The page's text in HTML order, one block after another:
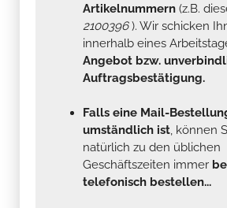
Artikelnummern (z.B.
2100396). Wir schicken
innerhalb eines
Angebot bzw.
Auftragsbestätigung.
Falls eine Mail-
umständlich ist, können
natürlich zu den üblichen
Geschäftszeiten immer
telefonisch bestellen...